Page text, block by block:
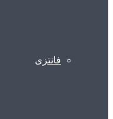
فانتزی